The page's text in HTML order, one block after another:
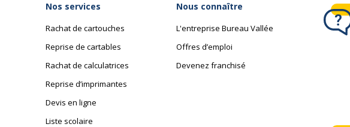
Nos services
Rachat de cartouches
Reprise de cartables
Rachat de calculatrices
Reprise d’imprimantes
Devis en ligne
Liste scolaire
Nous connaître
L'entreprise Bureau Vallée
Offres d’emploi
Devenez franchisé